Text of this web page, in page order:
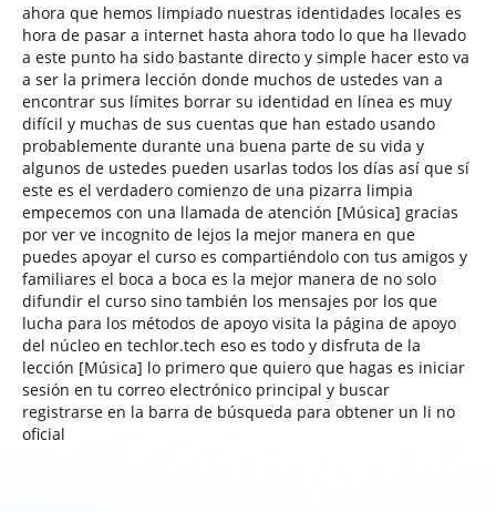
ahora que hemos limpiado nuestras identidades locales es
hora de pasar a internet hasta ahora todo lo que ha llevado
a este punto ha sido bastante directo y simple hacer esto va
a ser la primera lección donde muchos de ustedes van a
encontrar sus límites borrar su identidad en línea es muy
difícil y muchas de sus cuentas que han estado usando
probablemente durante una buena parte de su vida y
algunos de ustedes pueden usarlas todos los días así que sí
este es el verdadero comienzo de una pizarra limpia
empecemos con una llamada de atención [Música] gracias
por ver ve incognito de lejos la mejor manera en que
puedes apoyar el curso es compartiéndolo con tus amigos y
familiares el boca a boca es la mejor manera de no solo
difundir el curso sino también los mensajes por los que
lucha para los métodos de apoyo visita la página de apoyo
del núcleo en techlor.tech eso es todo y disfruta de la
lección [Música] lo primero que quiero que hagas es iniciar
sesión en tu correo electrónico principal y buscar
registrarse en la barra de búsqueda para obtener un li no
oficial